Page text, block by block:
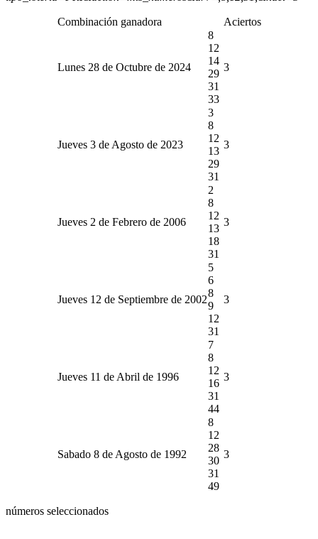
Combinación ganadora Aciertos
Lunes 28 de Octubre de 2024
8
12
14
29
31
33
3
Jueves 3 de Agosto de 2023
3
8
12
13
29
31
3
Jueves 2 de Febrero de 2006
2
8
12
13
18
31
3
Jueves 12 de Septiembre de 2002
5
6
8
9
12
31
3
Jueves 11 de Abril de 1996
7
8
12
16
31
44
3
Sabado 8 de Agosto de 1992
8
12
28
30
31
49
3
números seleccionados